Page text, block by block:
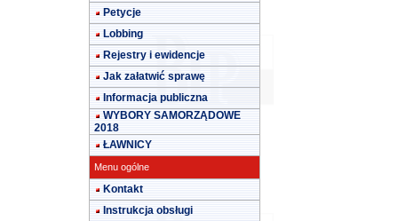
Petycje
Lobbing
Rejestry i ewidencje
Jak załatwić sprawę
Informacja publiczna
WYBORY SAMORZĄDOWE
2018
ŁAWNICY
Menu ogólne
Kontakt
Instrukcja obsługi